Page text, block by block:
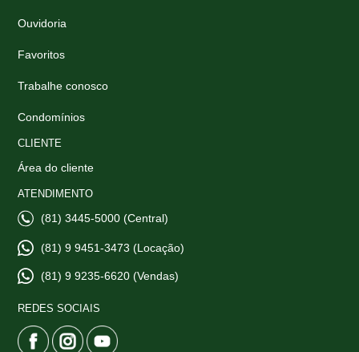
Ouvidoria
Favoritos
Trabalhe conosco
Condomínios
CLIENTE
Área do cliente
ATENDIMENTO
(81) 3445-5000 (Central)
(81) 9 9451-3473 (Locação)
(81) 9 9235-6620 (Vendas)
REDES SOCIAIS